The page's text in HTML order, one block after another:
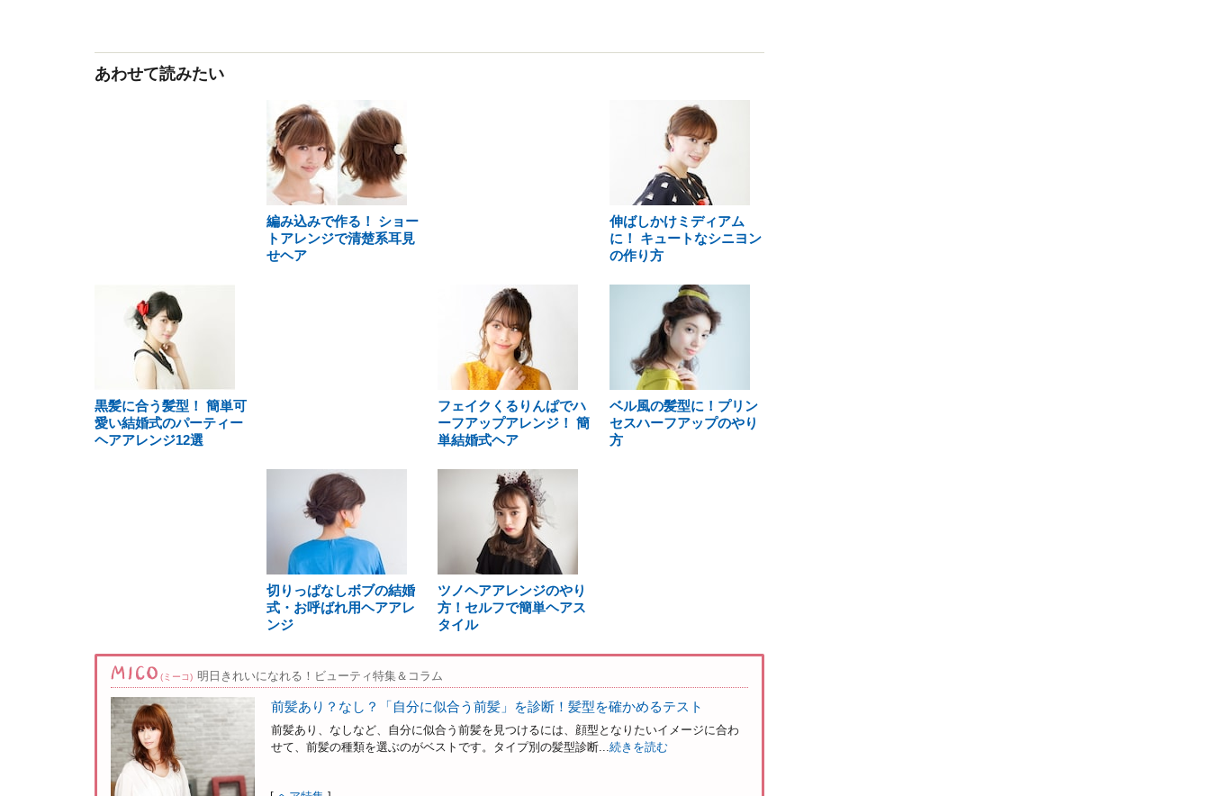
あわせて読みたい
編み込みで作る！ ショー
トアレンジで清楚系耳見
せヘア
伸ばしかけミディアム
に！ キュートなシニヨン
の作り方
黒髪に合う髪型！ 簡単可
愛い結婚式のパーティー
ヘアアレンジ12選
フェイクくるりんぱでハ
ーフアップアレンジ！ 簡
単結婚式ヘア
ベル風の髪型に！プリン
セスハーフアップのやり
方
切りっぱなしボブの結婚
式・お呼ばれ用ヘアアレ
ンジ
ツノヘアアレンジのやり
方！セルフで簡単ヘアス
タイル
(ミーコ) 明日きれいになれる！ビューティ特集＆コラム
前髪あり？なし？「自分に似合う前髪」を診断！髪型を確かめるテスト
前髪あり、なしなど、自分に似合う前髪を見つけるには、顔型となりたいイメージに合わ
せて、前髪の種類を選ぶのがベストです。タイプ別の髪型診断...続きを読む